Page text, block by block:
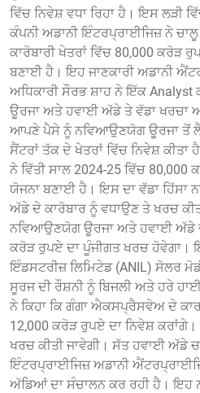
ਵਿੱਚ ਨਿਵੇਸ਼ ਵਧਾ ਰਿਹਾ ਹੈ। ਇਸ ਲੜੀ
ਕੰਪਨੀ ਅਡਾਨੀ ਇੰਟਰਪ੍ਰਾਈਜਿਜ਼ ਨੇ ਚਾਲੂ
ਕਾਰੋਬਾਰੀ ਖੇਤਰਾਂ ਵਿੱਚ 80,000 ਕਰੋੜ
ਬਣਾਈ ਹੈ। ਇਹ ਜਾਣਕਾਰੀ ਅਡਾਨੀ
ਅਧਿਕਾਰੀ ਸੌਰਭ ਸ਼ਾਹ ਨੇ ਇੱਕ
ਊਰਜਾ ਅਤੇ ਹਵਾਈ ਅੱਡੇ ਤੇ ਵੱਡਾ ਖਰਚਾ
ਆਪਣੇ ਪੈਸੇ ਨੂੰ ਨਵਿਆਉਣਯੋਗ ਊਰਜਾ ਤੋਂ
ਸੈਂਟਰਾਂ ਤੱਕ ਦੇ ਖੇਤਰਾਂ ਵਿੱਚ ਨਿਵੇਸ਼ ਕੀਤਾ
ਨੇ ਵਿੱਤੀ ਸਾਲ 2024-25 ਵਿੱਚ
ਯੋਜਨਾ ਬਣਾਈ ਹੈ। ਇਸ ਦਾ ਵੱਡਾ
ਅੱਡੇ ਦੇ ਕਾਰੋਬਾਰ ਨੂੰ ਵਧਾਉਣ ਤੇ ਖਰਚ
ਨਵਿਆਉਣਯੋਗ ਊਰਜਾ ਅਤੇ ਹਵਾਈ ਅੱਡੇ
ਕਰੋੜ ਰੁਪਏ ਦਾ ਪੂੰਜੀਗਤ ਖਰਚ ਹੋਵੇਗਾ।
ਇੰਡਸਟਰੀਜ਼ ਲਿਮਿਟੇਡ (ANIL) ਸੋਲਰ
ਸੂਰਜ ਦੀ ਰੌਸ਼ਨੀ ਨੂੰ ਬਿਜਲੀ ਅਤੇ ਹਰੇ
ਨੇ ਕਿਹਾ ਕਿ ਗੰਗਾ ਐਕਸਪ੍ਰੈਸਵੇਅ ਦੇ
12,000 ਕਰੋੜ ਰੁਪਏ ਦਾ ਨਿਵੇਸ਼ ਕਰਾਂਗੇ।
ਖਰਚ ਕੀਤੀ ਜਾਵੇਗੀ। ਸੱਤ ਹਵਾਈ ਅੱਡੇ
ਇੰਟਰਪ੍ਰਾਈਜਿਜ਼ ਅਡਾਨੀ
ਅੱਡਿਆਂ ਦਾ ਸੰਚਾਲਨ ਕਰ ਰਹੀ ਹੈ। ਇਹ